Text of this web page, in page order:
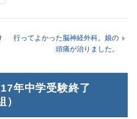
行ってよかった脳神経外科。娘の
頭痛が治りました。
年中学受験終了